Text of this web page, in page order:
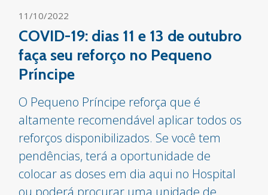
11/10/2022
COVID-19: dias 11 e 13 de outubro
faça seu reforço no Pequeno
Príncipe
O Pequeno Príncipe reforça que é
altamente recomendável aplicar todos os
reforços disponibilizados. Se você tem
pendências, terá a oportunidade de
colocar as doses em dia aqui no Hospital
ou poderá procurar uma unidade de